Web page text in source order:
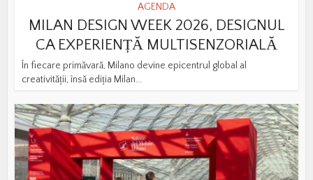
AGENDA
MILAN DESIGN WEEK 2026, DESIGNUL
CA EXPERIENȚĂ MULTISENZORIALĂ
În fiecare primăvară, Milano devine epicentrul global al
creativității, însă ediția Milan...